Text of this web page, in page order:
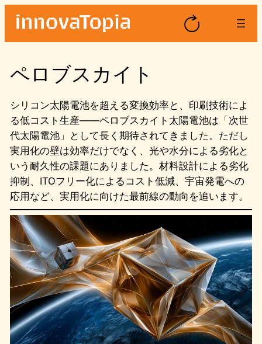
を
キ
プ
ペロブスカイト
シリコン太陽電池を超える変換効率と、印刷技術によ
る低コスト生産——ペロブスカイト太陽電池は「次世
代太陽電池」として長く期待されてきました。ただし
実用化の壁は効率だけでなく、光や水分による劣化と
いう耐久性の課題にありました。材料設計による劣化
抑制、ITOフリー化によるコスト低減、宇宙発電への
応用など、実用化に向けた最前線の動向を追います。